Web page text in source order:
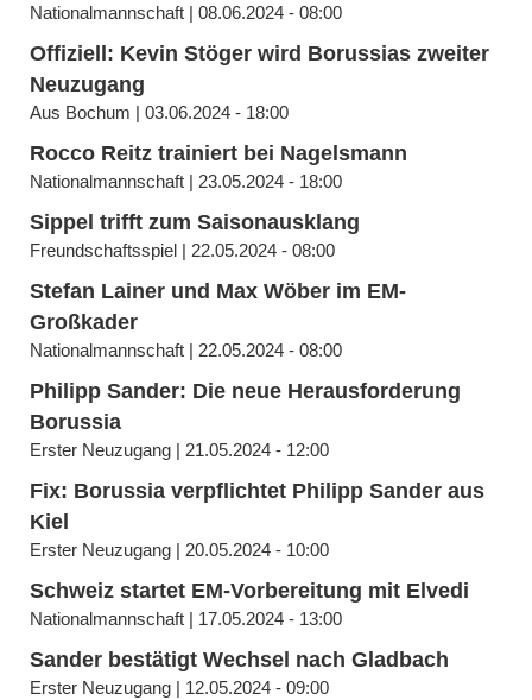
Nationalmannschaft | 08.06.2024 - 08:00
Offiziell: Kevin Stöger wird Borussias zweiter
Neuzugang
Aus Bochum | 03.06.2024 - 18:00
Rocco Reitz trainiert bei Nagelsmann
Nationalmannschaft | 23.05.2024 - 18:00
Sippel trifft zum Saisonausklang
Freundschaftsspiel | 22.05.2024 - 08:00
Stefan Lainer und Max Wöber im EM-
Großkader
Nationalmannschaft | 22.05.2024 - 08:00
Philipp Sander: Die neue Herausforderung
Borussia
Erster Neuzugang | 21.05.2024 - 12:00
Fix: Borussia verpflichtet Philipp Sander aus
Kiel
Erster Neuzugang | 20.05.2024 - 10:00
Schweiz startet EM-Vorbereitung mit Elvedi
Nationalmannschaft | 17.05.2024 - 13:00
Sander bestätigt Wechsel nach Gladbach
Erster Neuzugang | 12.05.2024 - 09:00